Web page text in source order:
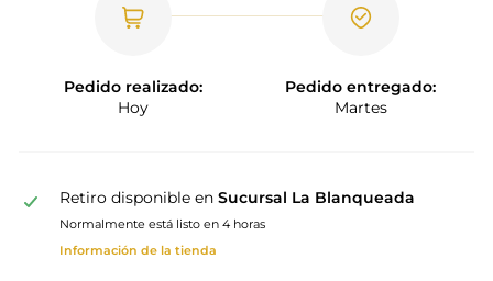
Pedido realizado:
Hoy
Pedido entregado:
Martes
Retiro disponible en Sucursal La Blanqueada
Normalmente está listo en 4 horas
Información de la tienda